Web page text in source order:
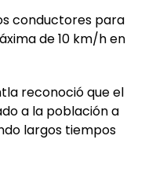
conductores para
de 10 km/h en
reconoció que el
a la población a
largos tiempos